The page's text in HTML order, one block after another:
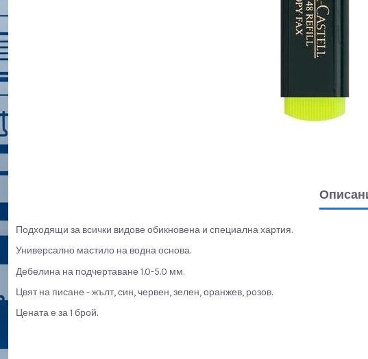
Подходящи за всички видове обикновена и специална хартия.
Универсално мастило на водна основа.
Дебелина на подчертаване 1.0-5.0 мм.
Цвят на писане - жълт, син, червен, зелен, оранжев, розов.
Цената е за 1 брой.